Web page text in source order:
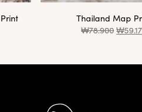
Thailand Map
₩78.900 ₩